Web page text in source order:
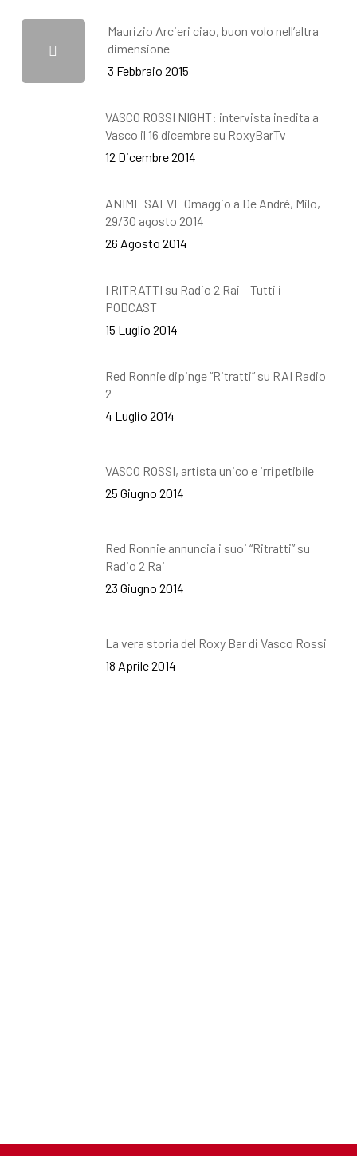
Maurizio Arcieri ciao, buon volo nell’altra
dimensione
3 Febbraio 2015
VASCO ROSSI NIGHT: intervista inedita a
Vasco il 16 dicembre su RoxyBarTv
12 Dicembre 2014
ANIME SALVE Omaggio a De André, Milo,
29/30 agosto 2014
26 Agosto 2014
I RITRATTI su Radio 2 Rai – Tutti i
PODCAST
15 Luglio 2014
Red Ronnie dipinge “Ritratti” su RAI Radio
2
4 Luglio 2014
VASCO ROSSI, artista unico e irripetibile
25 Giugno 2014
Red Ronnie annuncia i suoi “Ritratti” su
Radio 2 Rai
23 Giugno 2014
La vera storia del Roxy Bar di Vasco Rossi
18 Aprile 2014